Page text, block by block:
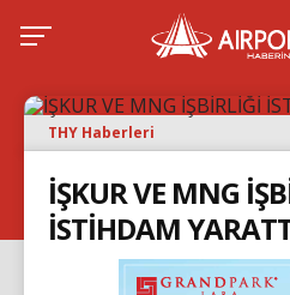
THY Haberleri
İŞKUR VE MNG
İSTİHDAM